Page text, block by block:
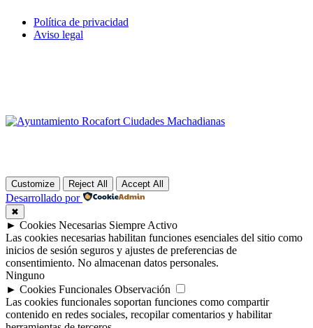
Política de privacidad
Aviso legal
Customize Reject All Accept All
Desarrollado por
✖
► Cookies Necesarias Siempre Activo
Las cookies necesarias habilitan funciones esenciales del sitio como
inicios de sesión seguros y ajustes de preferencias de
consentimiento. No almacenan datos personales.
Ninguno
► Cookies Funcionales Observación
Las cookies funcionales soportan funciones como compartir
contenido en redes sociales, recopilar comentarios y habilitar